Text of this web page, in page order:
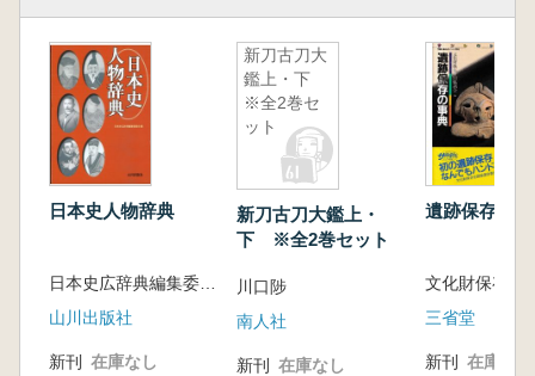
日本史人物辞典
山川出版社
新刊 在庫なし
新刀古刀大
鑑上・下
※全2巻セ
ット
新刀古刀大鑑上・
下 ※全2巻セット
川口陟
南人社
新刊 在庫なし
遺跡保存の
三省堂
新刊 在庫なし